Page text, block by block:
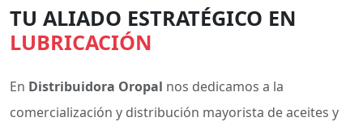
TU ALIADO ESTRATÉGICO EN
LUBRICACIÓN
En Distribuidora Oropal nos dedicamos a la
comercialización y distribución mayorista de aceites y